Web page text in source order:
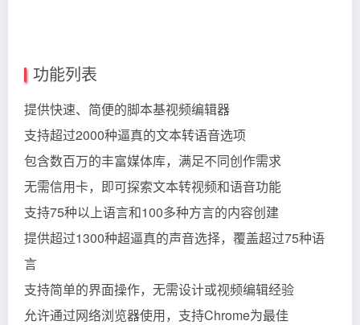
功能列表
提供快速、简便的脚本基视频编辑器
支持超过2000种逼真的文本转语音选项
包含数百万的丰富媒体库，满足不同创作需求
无需信用卡，即可探索文本转视频和语音功能
支持75种以上语言和100多种方言的内容创建
提供超过1300种超逼真的声音选择，覆盖超过75种语
言
支持简单的界面操作，无需设计或视频编辑经验
允许通过网络浏览器使用，支持Chrome为最佳